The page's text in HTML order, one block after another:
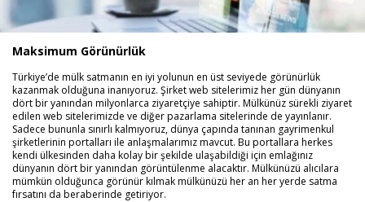
Maksimum Görünürlük
Türkiye’de mülk satmanın en iyi yolunun en üst seviyede görünürlük
kazanmak olduğuna inanıyoruz. Şirket web sitelerimiz her gün dünyanın
dört bir yanından milyonlarca ziyaretçiye sahiptir. Mülkünüz sürekli ziyaret
edilen web sitelerimizde ve diğer pazarlama sitelerinde de yayınlanır.
Sadece bununla sınırlı kalmıyoruz, dünya çapında tanınan gayrimenkul
şirketlerinin portalları ile anlaşmalarımız mavcut. Bu portallara herkes
kendi ülkesinden daha kolay bir şekilde ulaşabildiği için emlağınız
dünyanın dört bir yanından görüntülenme alacaktır. Mülkünüzü alıcılara
mümkün olduğunca görünür kılmak mülkünüzü her an her yerde satma
fırsatını da beraberinde getiriyor.